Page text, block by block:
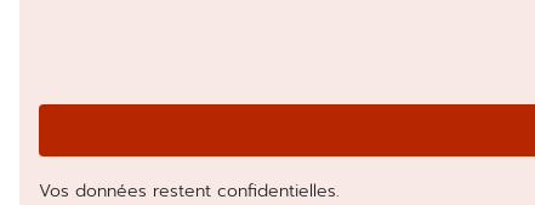
Vos données restent confidentielles.